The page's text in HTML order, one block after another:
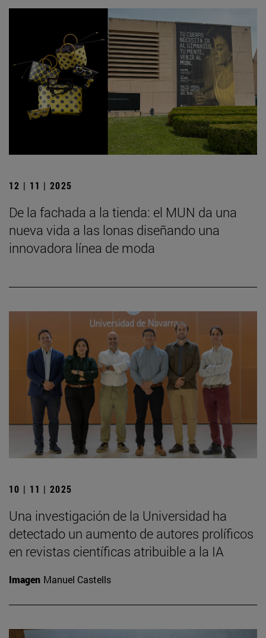
12 | 11 | 2025
De la fachada a la tienda: el MUN da una
nueva vida a las lonas diseñando una
innovadora línea de moda
10 | 11 | 2025
Una investigación de la Universidad ha
detectado un aumento de autores prolíficos
en revistas científicas atribuible a la IA
Imagen Manuel Castells